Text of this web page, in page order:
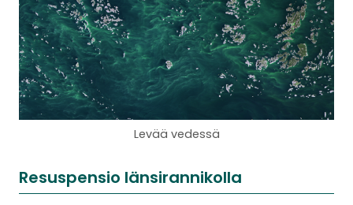
Levää vedessä
Resuspensio länsirannikolla